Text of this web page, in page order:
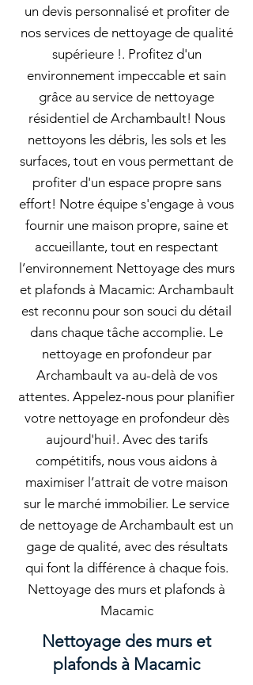
un devis personnalisé et profiter de
nos services de nettoyage de qualité
supérieure !. Profitez d'un
environnement impeccable et sain
grâce au service de nettoyage
résidentiel de Archambault! Nous
nettoyons les débris, les sols et les
surfaces, tout en vous permettant de
profiter d'un espace propre sans
effort! Notre équipe s'engage à vous
fournir une maison propre, saine et
accueillante, tout en respectant
l’environnement Nettoyage des murs
et plafonds à Macamic: Archambault
est reconnu pour son souci du détail
dans chaque tâche accomplie. Le
nettoyage en profondeur par
Archambault va au-delà de vos
attentes. Appelez-nous pour planifier
votre nettoyage en profondeur dès
aujourd'hui!. Avec des tarifs
compétitifs, nous vous aidons à
maximiser l’attrait de votre maison
sur le marché immobilier. Le service
de nettoyage de Archambault est un
gage de qualité, avec des résultats
qui font la différence à chaque fois.
Nettoyage des murs et plafonds à
Macamic
Nettoyage des murs et
plafonds à Macamic